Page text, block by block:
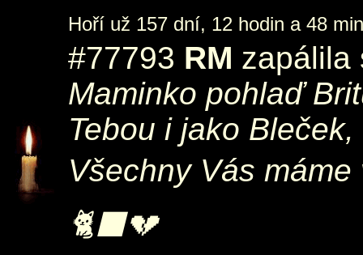
Hoří už 157 dní, 12 hodin a 48
#77793 RM
Maminko pohlaď
Tebou i jako
Všechny Vás
🐈‍⬛💔